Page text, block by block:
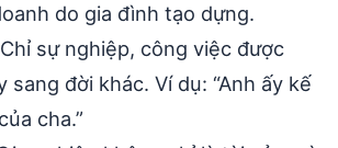
do gia đình tạo dựng.
Chỉ sự nghiệp, công việc được
đời khác. Ví dụ: “Anh ấy kế
cha.”